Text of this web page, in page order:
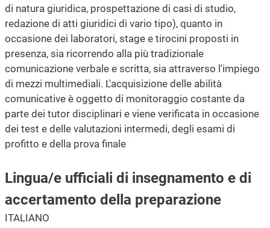
di natura giuridica, prospettazione di casi di studio,
redazione di atti giuridici di vario tipo), quanto in
occasione dei laboratori, stage e tirocini proposti in
presenza, sia ricorrendo alla più tradizionale
comunicazione verbale e scritta, sia attraverso l'impiego
di mezzi multimediali. L'acquisizione delle abilità
comunicative è oggetto di monitoraggio costante da
parte dei tutor disciplinari e viene verificata in occasione
dei test e delle valutazioni intermedi, degli esami di
profitto e della prova finale
Lingua/e ufficiali di insegnamento e di
accertamento della preparazione
ITALIANO